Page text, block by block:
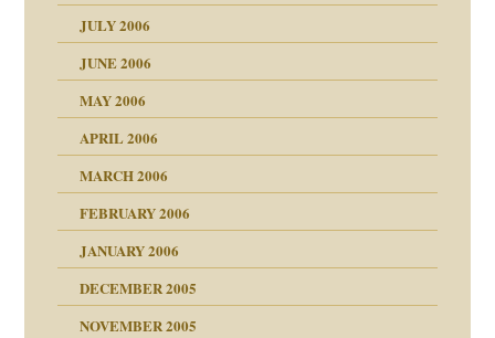
JULY 2006
JUNE 2006
MAY 2006
APRIL 2006
MARCH 2006
FEBRUARY 2006
JANUARY 2006
DECEMBER 2005
NOVEMBER 2005